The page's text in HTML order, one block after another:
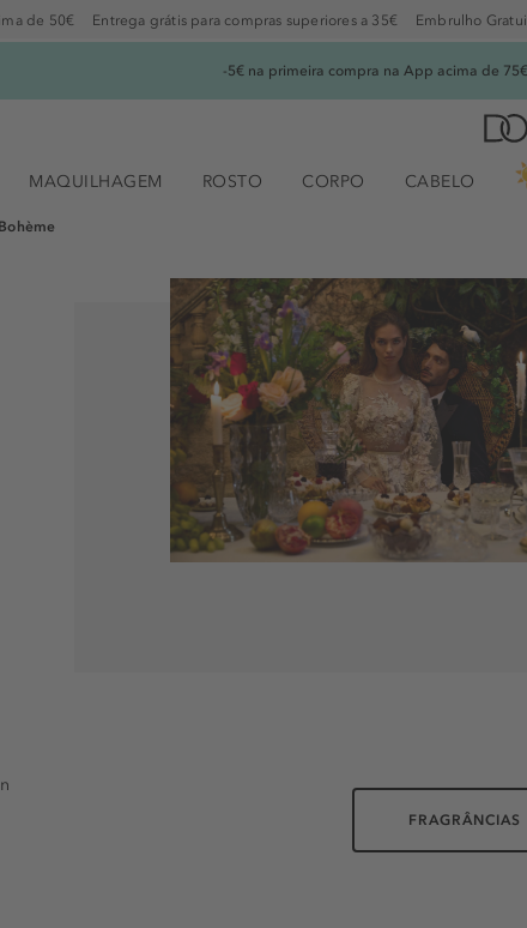
de 50€ Entrega grátis para compras superiores a 35€ Embrulho
-5€ na primeira compra na App acima de
MAQUILHAGEM ROSTO CORPO CABELO
FRAGRÂNCIAS